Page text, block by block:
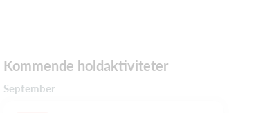
Kommende holdaktiviteter
September